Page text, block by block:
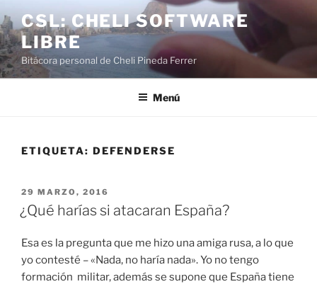
al
contenido
CSL: CHELI SOFTWARE
LIBRE
Bitácora personal de Cheli Pineda Ferrer
Menú
ETIQUETA: DEFENDERSE
PUBLICADO
EL
29 MARZO, 2016
¿Qué harías si atacaran España?
Esa es la pregunta que me hizo una amiga rusa, a lo que
yo contesté – «Nada, no haría nada». Yo no tengo
formación militar, además se supone que España tiene